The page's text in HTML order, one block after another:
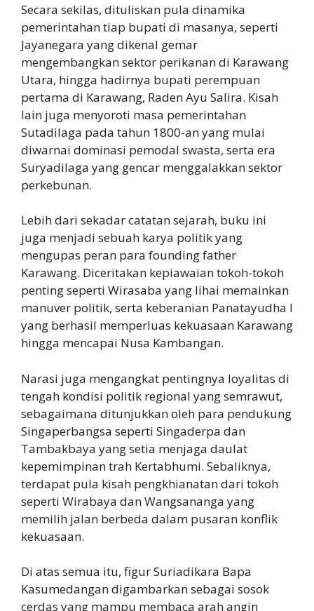
Secara sekilas, dituliskan pula dinamika
pemerintahan tiap bupati di masanya, seperti
Jayanegara yang dikenal gemar
mengembangkan sektor perikanan di Karawang
Utara, hingga hadirnya bupati perempuan
pertama di Karawang, Raden Ayu Salira. Kisah
lain juga menyoroti masa pemerintahan
Sutadilaga pada tahun 1800-an yang mulai
diwarnai dominasi pemodal swasta, serta era
Suryadilaga yang gencar menggalakkan sektor
perkebunan.
Lebih dari sekadar catatan sejarah, buku ini
juga menjadi sebuah karya politik yang
mengupas peran para founding father
Karawang. Diceritakan kepiawaian tokoh-tokoh
penting seperti Wirasaba yang lihai memainkan
manuver politik, serta keberanian Panatayudha I
yang berhasil memperluas kekuasaan Karawang
hingga mencapai Nusa Kambangan.
Narasi juga mengangkat pentingnya loyalitas di
tengah kondisi politik regional yang semrawut,
sebagaimana ditunjukkan oleh para pendukung
Singaperbangsa seperti Singaderpa dan
Tambakbaya yang setia menjaga daulat
kepemimpinan trah Kertabhumi. Sebaliknya,
terdapat pula kisah pengkhianatan dari tokoh
seperti Wirabaya dan Wangsananga yang
memilih jalan berbeda dalam pusaran konflik
kekuasaan.
Di atas semua itu, figur Suriadikara Bapa
Kasumedangan digambarkan sebagai sosok
cerdas yang mampu membaca arah angin